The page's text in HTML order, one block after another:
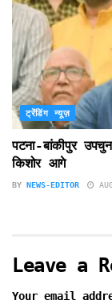
ट्रेंडिंग न्यूज़
पटना-बांकीपुर
किशोर आगे
BY NEWS-EDITOR
Leave a
Your email